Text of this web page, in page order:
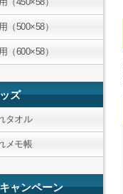
（500×58）
（600×58）
ズ
タオル
メモ帳
ャンペーン